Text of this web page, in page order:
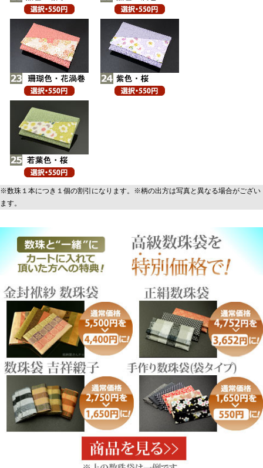
※数珠１本につき１個の割引になります。※柄の出方は写真と異なる場合がござい
ます。